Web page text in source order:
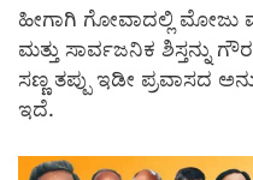
ಹೀಗಾಗಿ ಗೋವಾದಲ್ಲಿ
ಮತ್ತು ಸಾರ್ವಜನಿಕ ಶಿಸ್ತನ್ನು
ಸಣ್ಣ ತಪ್ಪು ಇಡೀ ಪ್ರವಾಸದ
ಇದೆ.